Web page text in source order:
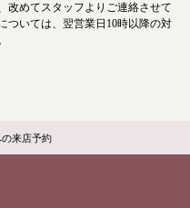
改めてスタッフよりご連絡させて
ついては、翌営業日10時以降の対
の来店予約